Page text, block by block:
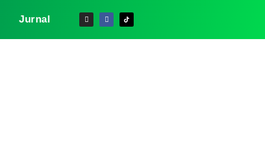
Jurnal
STIFIn